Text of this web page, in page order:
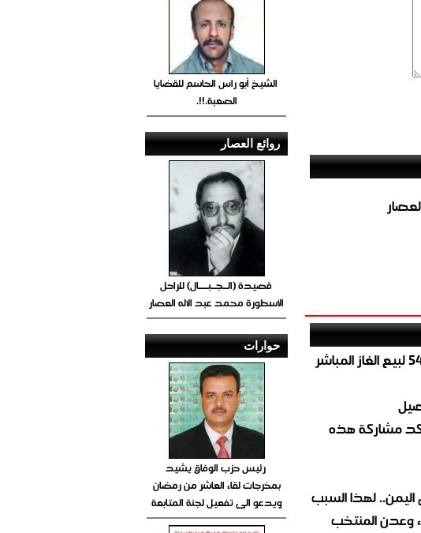
عاجل..الشركة اليمنية للغاز تعلن عن تخصيص 54 لبيع الغاز المباشر
مشاركة هذه
لهذا السبب
وعدن المنتخب
الشيخ أبو راس الحاسم للقضايا
الصعبة.!!.
روائع العصار
قصيدة (الــجــبــــال) للراحل
الأسطورة محمد عبد الاله العصار
حوارات
رئيس حزب الوفاق يشيد
بمخرجات لقاء العاشر من رمضان
ويدعو الى تفعيل لجنة المتابعة